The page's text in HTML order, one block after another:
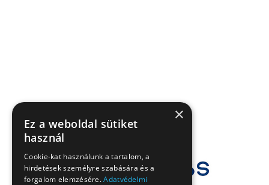
×
Ez a weboldal sütiket
használ
Cookie-kat használunk a tartalom, a
hirdetések személyre szabására és a
forgalom elemzésére.Adatvédelmi